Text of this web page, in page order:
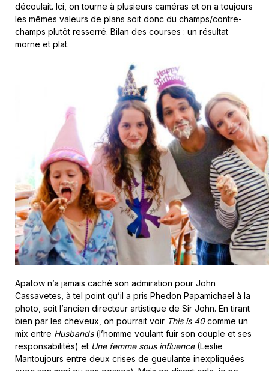
découlait. Ici, on tourne à plusieurs caméras et on a toujours
les mêmes valeurs de plans soit donc du champs/contre-
champs plutôt resserré. Bilan des courses : un résultat
morne et plat.
Apatow n’a jamais caché son admiration pour John
Cassavetes, à tel point qu’il a pris Phedon Papamichael à la
photo, soit l’ancien directeur artistique de Sir John. En tirant
bien par les cheveux, on pourrait voir This is 40comme un
mix entre Husbands(l’homme voulant fuir son couple et ses
responsabilités) et Une femme sous influence (Leslie
Mantoujours entre deux crises de gueulante inexpliquées